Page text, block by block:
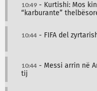
10:49 - Kurtishi: Mos
“karburante”
10:44 - FIFA del
10:44 - Messi arrin në
tij